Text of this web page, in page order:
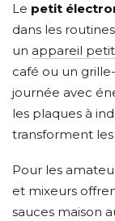
Le petit
dans les
un appareil
café ou un
journée avec
les plaques à
transforment
Pour les
et mixeurs
sauces maison